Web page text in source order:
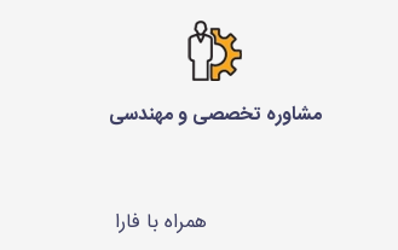
مشاوره تخصصی و مهندسی
همراه با فارا